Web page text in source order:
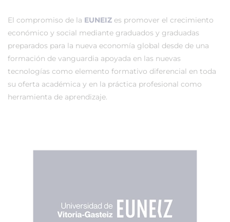
El compromiso de la EUNEIZ es promover el crecimiento
económico y social mediante graduados y graduadas
preparados para la nueva economía global desde de una
formación de vanguardia apoyada en las nuevas
tecnologías como elemento formativo diferencial en toda
su oferta académica y en la práctica profesional como
herramienta de aprendizaje.